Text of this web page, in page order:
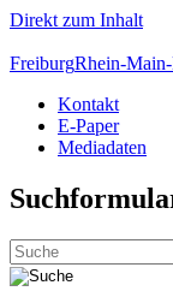
Direkt zum Inhalt
FreiburgRhein-
Kontakt
E-Paper
Mediadaten